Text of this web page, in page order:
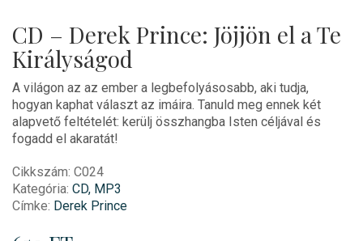
CD – Derek Prince: Jöjjön el a Te
Királyságod
A világon az az ember a legbefolyásosabb, aki tudja,
hogyan kaphat választ az imáira. Tanuld meg ennek két
alapvető feltételét: kerülj összhangba Isten céljával és
fogadd el akaratát!
Cikkszám: C024
Kategória: CD, MP3
Címke: Derek Prince